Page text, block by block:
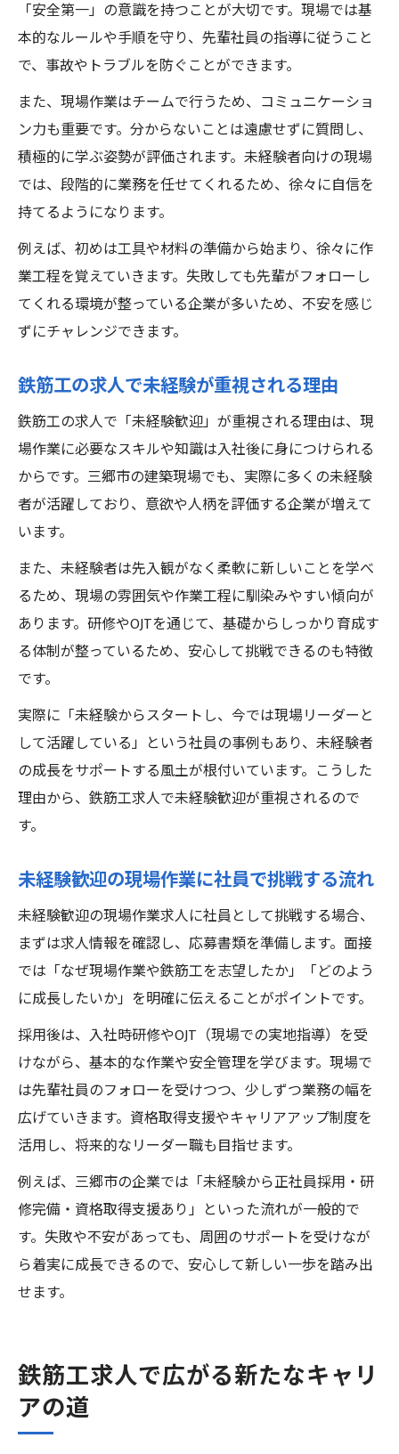
「安全第一」の意識を持つことが大切です。現場では基
本的なルールや手順を守り、先輩社員の指導に従うこと
で、事故やトラブルを防ぐことができます。
また、現場作業はチームで行うため、コミュニケーショ
ン力も重要です。分からないことは遠慮せずに質問し、
積極的に学ぶ姿勢が評価されます。未経験者向けの現場
では、段階的に業務を任せてくれるため、徐々に自信を
持てるようになります。
例えば、初めは工具や材料の準備から始まり、徐々に作
業工程を覚えていきます。失敗しても先輩がフォローし
てくれる環境が整っている企業が多いため、不安を感じ
ずにチャレンジできます。
鉄筋工の求人で未経験が重視される理由
鉄筋工の求人で「未経験歓迎」が重視される理由は、現
場作業に必要なスキルや知識は入社後に身につけられる
からです。三郷市の建築現場でも、実際に多くの未経験
者が活躍しており、意欲や人柄を評価する企業が増えて
います。
また、未経験者は先入観がなく柔軟に新しいことを学べ
るため、現場の雰囲気や作業工程に馴染みやすい傾向が
あります。研修やOJTを通じて、基礎からしっかり育成す
る体制が整っているため、安心して挑戦できるのも特徴
です。
実際に「未経験からスタートし、今では現場リーダーと
して活躍している」という社員の事例もあり、未経験者
の成長をサポートする風土が根付いています。こうした
理由から、鉄筋工求人で未経験歓迎が重視されるので
す。
未経験歓迎の現場作業に社員で挑戦する流れ
未経験歓迎の現場作業求人に社員として挑戦する場合、
まずは求人情報を確認し、応募書類を準備します。面接
では「なぜ現場作業や鉄筋工を志望したか」「どのよう
に成長したいか」を明確に伝えることがポイントです。
採用後は、入社時研修やOJT（現場での実地指導）を受
けながら、基本的な作業や安全管理を学びます。現場で
は先輩社員のフォローを受けつつ、少しずつ業務の幅を
広げていきます。資格取得支援やキャリアアップ制度を
活用し、将来的なリーダー職も目指せます。
例えば、三郷市の企業では「未経験から正社員採用・研
修完備・資格取得支援あり」といった流れが一般的で
す。失敗や不安があっても、周囲のサポートを受けなが
ら着実に成長できるので、安心して新しい一歩を踏み出
せます。
鉄筋工求人で広がる新たなキャリ
アの道